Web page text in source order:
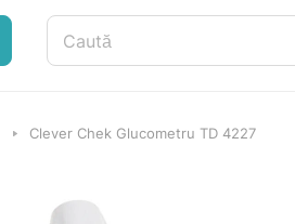
Clever Chek Glucometru TD 4227